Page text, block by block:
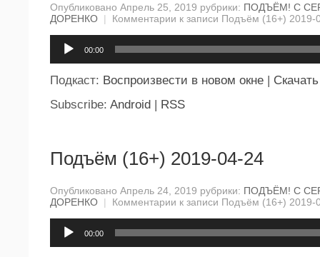
Опубликовано Апрель 25, 2019 рубрики: ПОДЪЁМ! С
ДОРЕНКО | Комментарии к записи Подъём (16+) 2019-
00:00
Подкаст: Воспроизвести в новом окне | Скачать
Subscribe: Android | RSS
Подъём (16+) 2019-04-24
Опубликовано Апрель 24, 2019 рубрики: ПОДЪЁМ! С
ДОРЕНКО | Комментарии к записи Подъём (16+) 2019-
00:00